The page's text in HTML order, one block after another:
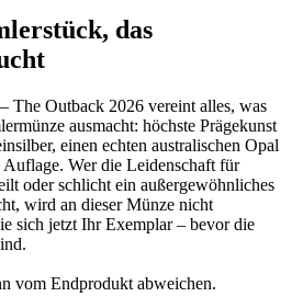
das
The Outback 2026 vereint alles, was
ausmacht: höchste Prägekunst
einen echten australischen Opal
Auflage. Wer die Leidenschaft für
oder schlicht ein außergewöhnliches
wird an dieser Münze nicht
sich jetzt Ihr Exemplar – bevor die
vom Endprodukt abweichen.